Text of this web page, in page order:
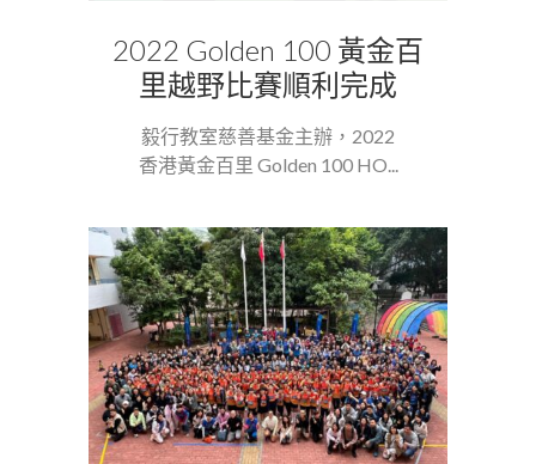
2022 Golden 100 黃金百
里越野比賽順利完成
毅行教室慈善基金主辦，2022
香港黃金百里 Golden 100 HO...